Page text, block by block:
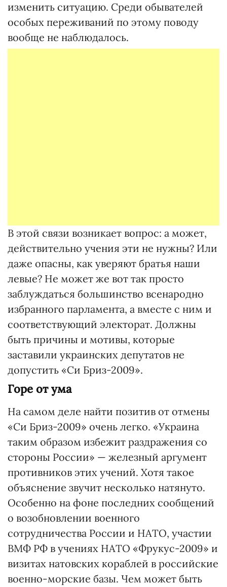
изменить ситуацию. Среди обывателей
особых переживаний по этому поводу
вообще не наблюдалось.
В этой связи возникает вопрос: а может,
действительно учения эти не нужны? Или
даже опасны, как уверяют братья наши
левые? Не может же вот так просто
заблуждаться большинство всенародно
избранного парламента, а вместе с ним и
соответствующий электорат. Должны
быть причины и мотивы, которые
заставили украинских депутатов не
допустить «Си Бриз-2009».
Горе от ума
На самом деле найти позитив от отмены
«Си Бриз-2009» очень легко. «Украина
таким образом избежит раздражения со
стороны России» — железный аргумент
противников этих учений. Хотя такое
объяснение звучит несколько натянуто.
Особенно на фоне последних сообщений
о возобновлении военного
сотрудничества России и НАТО, участии
ВМФ РФ в учениях НАТО «Фрукус-2009» и
визитах натовских кораблей в российские
военно-морские базы. Чем может быть